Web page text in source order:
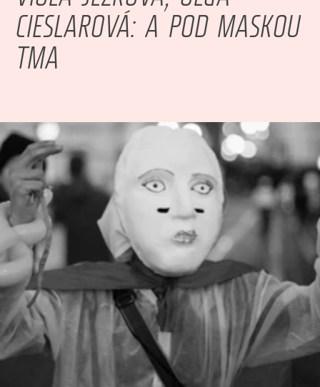
CIESLAROVÁ: A POD MASKOU
TMA